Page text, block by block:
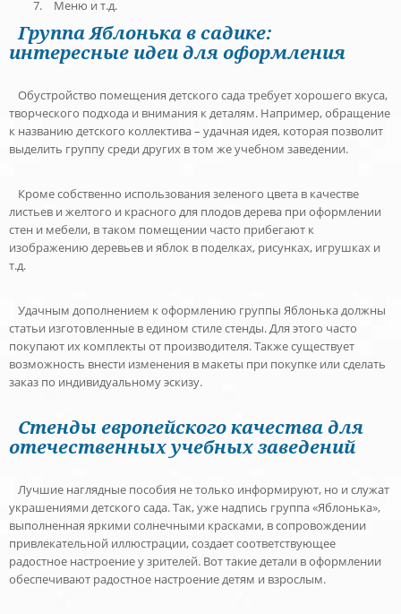
Меню и т.д.
Группа Яблонька в садике:
интересные идеи для оформления
Обустройство помещения детского сада требует хорошего вкуса,
творческого подхода и внимания к деталям. Например, обращение
к названию детского коллектива – удачная идея, которая позволит
выделить группу среди других в том же учебном заведении.
Кроме собственно использования зеленого цвета в качестве
листьев и желтого и красного для плодов дерева при оформлении
стен и мебели, в таком помещении часто прибегают к
изображению деревьев и яблок в поделках, рисунках, игрушках и
т.д.
Удачным дополнением к оформлению группы Яблонька должны
статьи изготовленные в едином стиле стенды. Для этого часто
покупают их комплекты от производителя. Также существует
возможность внести изменения в макеты при покупке или сделать
заказ по индивидуальному эскизу.
Стенды европейского качества для
отечественных учебных заведений
Лучшие наглядные пособия не только информируют, но и служат
украшениями детского сада. Так, уже надпись группа «Яблонька»,
выполненная яркими солнечными красками, в сопровождении
привлекательной иллюстрации, создает соответствующее
радостное настроение у зрителей. Вот такие детали в оформлении
обеспечивают радостное настроение детям и взрослым.